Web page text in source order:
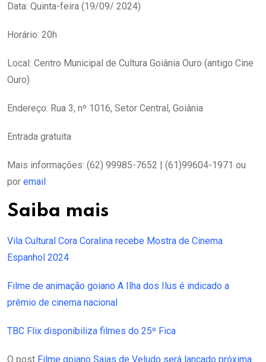
Data: Quinta-feira (19/09/ 2024)
Horário: 20h
Local: Centro Municipal de Cultura Goiânia Ouro (antigo Cine
Ouro)
Endereço: Rua 3, nº 1016, Setor Central, Goiânia
Entrada gratuita
Mais informações: (62) 99985-7652 | (61)99604-1971 ou
por email
Saiba mais
Vila Cultural Cora Coralina recebe Mostra de Cinema
Espanhol 2024
Filme de animação goiano A Ilha dos Ilus é indicado a
prêmio de cinema nacional
TBC Flix disponibiliza filmes do 25º Fica
O post Filme goiano Saias de Veludo será lançado próxima